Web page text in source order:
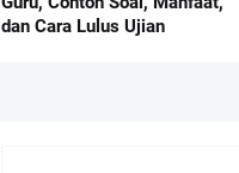
dan Cara Lulus Ujian